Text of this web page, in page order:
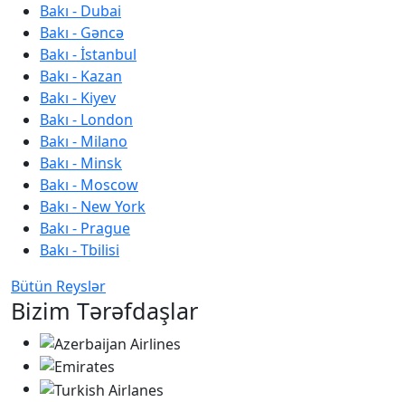
Bakı - Dubai
Bakı - Gəncə
Bakı - İstanbul
Bakı - Kazan
Bakı - Kiyev
Bakı - London
Bakı - Milano
Bakı - Minsk
Bakı - Moscow
Bakı - New York
Bakı - Prague
Bakı - Tbilisi
Bütün Reyslər
Bizim Tərəfdaşlar